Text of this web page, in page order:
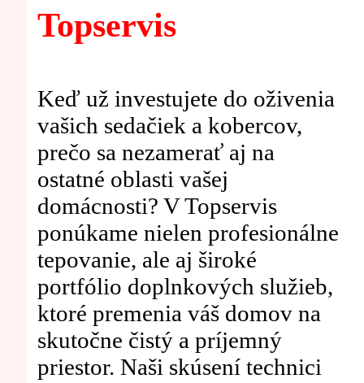
Topservis
Keď už investujete do oživenia
vašich sedačiek a kobercov,
prečo sa nezamerať aj na
ostatné oblasti vašej
domácnosti? V Topservis
ponúkame nielen profesionálne
tepovanie, ale aj široké
portfólio doplnkových služieb,
ktoré premenia váš domov na
skutočne čistý a príjemný
priestor. Naši skúsení technici